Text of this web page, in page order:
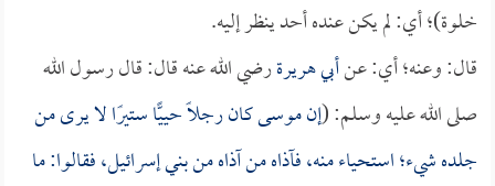
خلوة)؛ أي: لم يكن عنده أحد ينظر إليه.
قال: وعنه؛ أي: عنأبي هريرةرضي الله عنه قال: قال رسول الله
صلى الله عليه وسلم: (إن موسى كان رجلًا حييًّا ستيرًا لا يرى من
جلده شيء؛ استحياء منه، فآذاه من آذاه من بني إسرائيل، فقالوا: ما